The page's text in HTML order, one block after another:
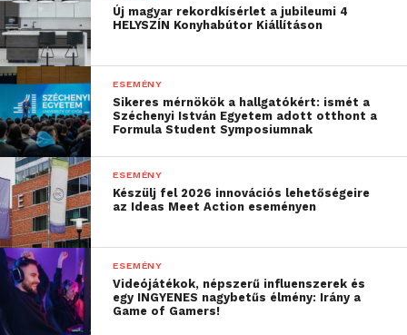
játék képes összekötni az embereket határokon,
generációkon és kultúrákon át. Nagyon inspiráló volt
látni, ahogy Morgan Stanley-s kollégáink a
sakktáblánál is számot adtak arról a és stratégiai
gondolkodásról, ami a mindennapi munkánkat is
jellemzi az informatika, a kockázatkezelés, a vagy épp a
pénzügyi modellezés területén. A fesztivál támogatása
számunkra nemcsak a sakk ünnepe, hanem arról is szól,
hogy új kapcsolatok és közösségek születnek” –
mondta el Mayer Dániel, a Morgan Stanley budapesti
irodájának vezetője.
Az eseményen Polgár Judit láthatatlansakk-partit
vívott Ács Péter nagymesterrel, a Morgan Stanley
munkatársával, korábbi olimpiai ezüstérmes
Új magyar rekordkísérlet a jubileumi 4
HELYSZÍN Konyhabútor Kiállításon
ESEMÉNY
Sikeres mérnökök a hallgatókért: ismét a
Széchenyi István Egyetem adott otthont a
Formula Student Symposiumnak
ESEMÉNY
Készülj fel 2026 innovációs lehetőségeire
az Ideas Meet Action eseményen
ESEMÉNY
Videójátékok, népszerű influenszerek és
egy INGYENES nagybetűs élmény: Irány a
Game of Gamers!